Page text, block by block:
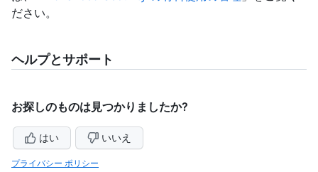
ださい。
ヘルプとサポート
お探しのものは見つかりましたか?
はい いいえ
プライバシー ポリシー